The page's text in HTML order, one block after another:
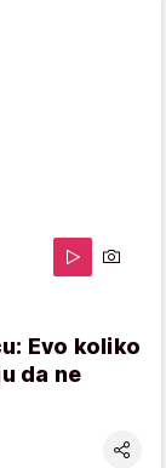
Evo koliko
da ne